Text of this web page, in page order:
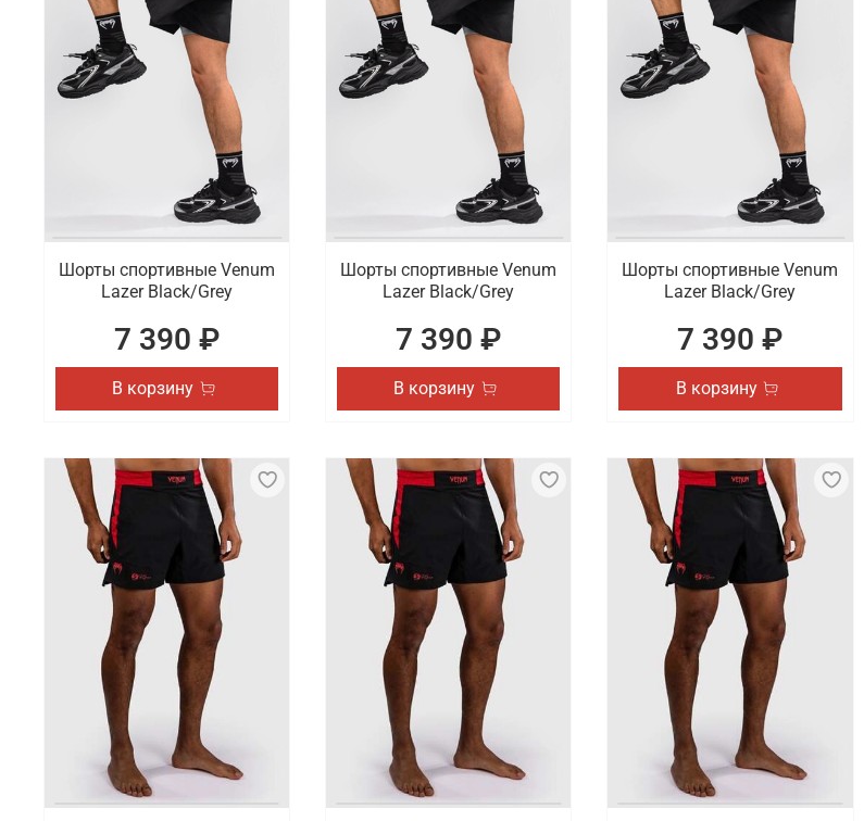
Шорты спортивные Venum
Lazer Black/Grey
7 390 ₽
В корзину
Шорты спортивные Venum
Lazer Black/Grey
7 390 ₽
В корзину
Шорты спортивные Venum
Lazer Black/Grey
7 390 ₽
В корзину